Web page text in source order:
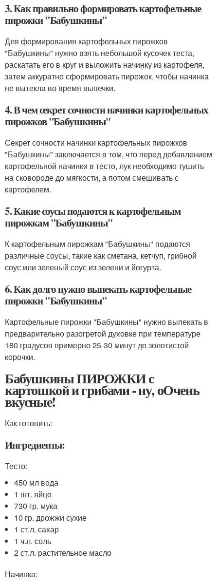
3. Как правильно формировать картофельные
пирожки "Бабушкины"
Для формирования картофельных пирожков
"Бабушкины" нужно взять небольшой кусочек теста,
раскатать его в круг и выложить начинку из картофеля,
затем аккуратно сформировать пирожок, чтобы начинка
не вытекла во время выпечки.
4. В чем секрет сочности начинки картофельных
пирожков "Бабушкины"
Секрет сочности начинки картофельных пирожков
"Бабушкины" заключается в том, что перед добавлением
картофельной начинки в тесто, лук необходимо тушить
на сковороде до мягкости, а потом смешивать с
картофелем.
5. Какие соусы подаются к картофельным
пирожкам "Бабушкины"
К картофельным пирожкам "Бабушкины" подаются
различные соусы, такие как сметана, кетчуп, грибной
соус или зеленый соус из зелени и йогурта.
6. Как долго нужно выпекать картофельные
пирожки "Бабушкины"
Картофельные пирожки "Бабушкины" нужно выпекать в
предварительно разогретой духовке при температуре
180 градусов примерно 25-30 минут до золотистой
корочки.
Бабушкины ПИРОЖКИ с
картошкой и грибами - ну, оОчень
вкусные!
Как готовить:
Ингредиенты:
Тесто:
450 мл вода
1 шт. яйцо
730 гр. мука
10 гр. дрожжи сухие
1 ст.л. сахар
1 ч.л. соль
2 ст.л. растительное масло
Начинка: